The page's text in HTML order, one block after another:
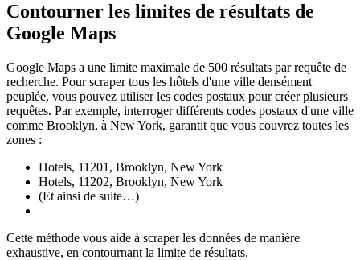
Contourner les limites de résultats de
Google Maps
Google Maps a une limite maximale de 500 résultats par requête de
recherche. Pour scraper tous les hôtels d'une ville densément
peuplée, vous pouvez utiliser les codes postaux pour créer plusieurs
requêtes. Par exemple, interroger différents codes postaux d'une ville
comme Brooklyn, à New York, garantit que vous couvrez toutes les
zones :
Hotels, 11201, Brooklyn, New York
Hotels, 11202, Brooklyn, New York
(Et ainsi de suite…)
Cette méthode vous aide à scraper les données de manière
exhaustive, en contournant la limite de résultats.